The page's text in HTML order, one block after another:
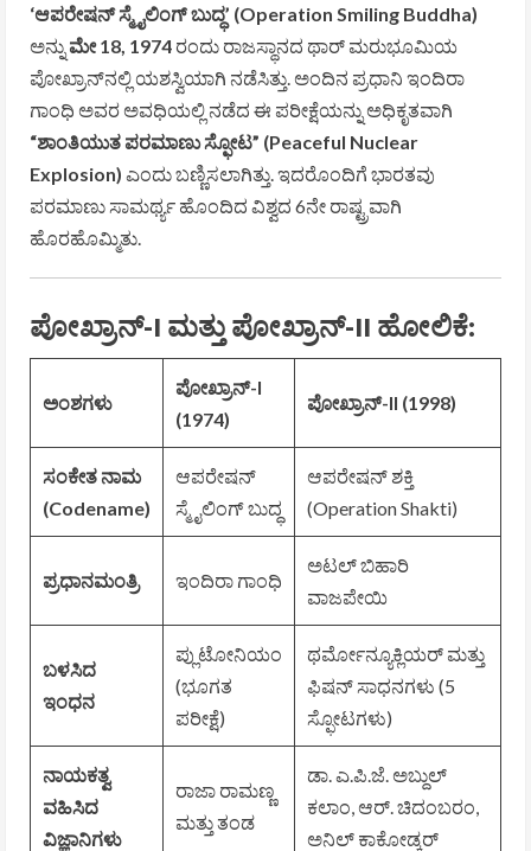
‘ಆಪರೇಷನ್ ಸ್ಮೈಲಿಂಗ್ ಬುದ್ಧ’ (Operation Smiling Buddha)
ಅನ್ನು ಮೇ 18, 1974 ರಂದು ರಾಜಸ್ಥಾನದ ಥಾರ್ ಮರುಭೂಮಿಯ
ಪೋಖ್ರಾನ್‌ನಲ್ಲಿ ಯಶಸ್ವಿಯಾಗಿ ನಡೆಸಿತ್ತು. ಅಂದಿನ ಪ್ರಧಾನಿ ಇಂದಿರಾ
ಗಾಂಧಿ ಅವರ ಅವಧಿಯಲ್ಲಿ ನಡೆದ ಈ ಪರೀಕ್ಷೆಯನ್ನು ಅಧಿಕೃತವಾಗಿ
“ಶಾಂತಿಯುತ ಪರಮಾಣು ಸ್ಫೋಟ” (Peaceful Nuclear
Explosion) ಎಂದು ಬಣ್ಣಿಸಲಾಗಿತ್ತು. ಇದರೊಂದಿಗೆ ಭಾರತವು
ಪರಮಾಣು ಸಾಮರ್ಥ್ಯ ಹೊಂದಿದ ವಿಶ್ವದ 6ನೇ ರಾಷ್ಟ್ರವಾಗಿ
ಹೊರಹೊಮ್ಮಿತು.
ಪೋಖ್ರಾನ್-I ಮತ್ತು ಪೋಖ್ರಾನ್-II ಹೋಲಿಕೆ:
ಅಂಶಗಳು
ಪೋಖ್ರಾನ್-I
(1974)
ಪೋಖ್ರಾನ್-II (1998)
ಸಂಕೇತ ನಾಮ
(Codename)
ಆಪರೇಷನ್
ಸ್ಮೈಲಿಂಗ್ ಬುದ್ಧ
ಆಪರೇಷನ್ ಶಕ್ತಿ
(Operation Shakti)
ಪ್ರಧಾನಮಂತ್ರಿ ಇಂದಿರಾ ಗಾಂಧಿ
ಅಟಲ್ ಬಿಹಾರಿ
ವಾಜಪೇಯಿ
ಬಳಸಿದ
ಇಂಧನ
ಪ್ಲುಟೋನಿಯಂ
(ಭೂಗತ
ಪರೀಕ್ಷೆ)
ಥರ್ಮೋನ್ಯೂಕ್ಲಿಯರ್ ಮತ್ತು
ಫಿಷನ್ ಸಾಧನಗಳು (5
ಸ್ಫೋಟಗಳು)
ನಾಯಕತ್ವ
ವಹಿಸಿದ
ವಿಜ್ಞಾನಿಗಳು
ರಾಜಾ ರಾಮಣ್ಣ
ಮತ್ತು ತಂಡ
ಡಾ. ಎ.ಪಿ.ಜೆ. ಅಬ್ದುಲ್
ಕಲಾಂ, ಆರ್. ಚಿದಂಬರಂ,
ಅನಿಲ್ ಕಾಕೋಡ್ಕರ್